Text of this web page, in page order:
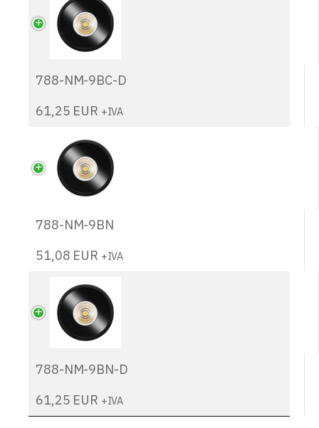
788-NM-9BC-D
61,25 EUR +IVA
788-NM-9BN
51,08 EUR +IVA
788-NM-9BN-D
61,25 EUR +IVA